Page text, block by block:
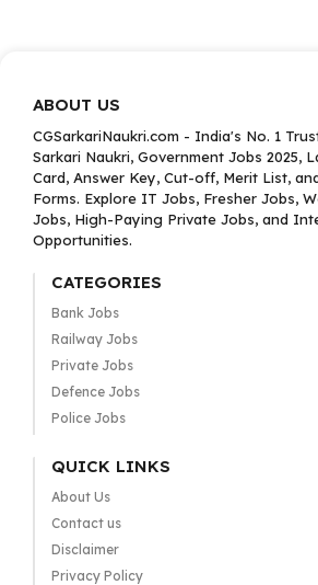
ABOUT US
CGSarkariNaukri.com - India's No. 1
Sarkari Naukri, Government Jobs 2025,
Card, Answer Key, Cut-off, Merit List,
Forms. Explore IT Jobs, Fresher Jobs,
Jobs, High-Paying Private Jobs, and
Opportunities.
CATEGORIES
Bank Jobs
Railway Jobs
Private Jobs
Defence Jobs
Police Jobs
QUICK LINKS
About Us
Contact us
Disclaimer
Privacy Policy